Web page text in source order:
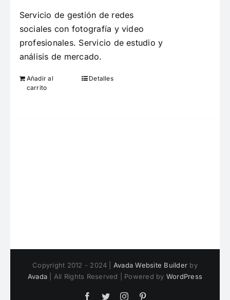
Servicio de gestión de redes
sociales con fotografía y video
profesionales. Servicio de estudio y
análisis de mercado.
Añadir al
carrito
Detalles
Copyright 2012 - 2024 | Avada Website Builder by
Avada | All Rights Reserved | Powered by WordPress
Facebook
TwitterInstagram